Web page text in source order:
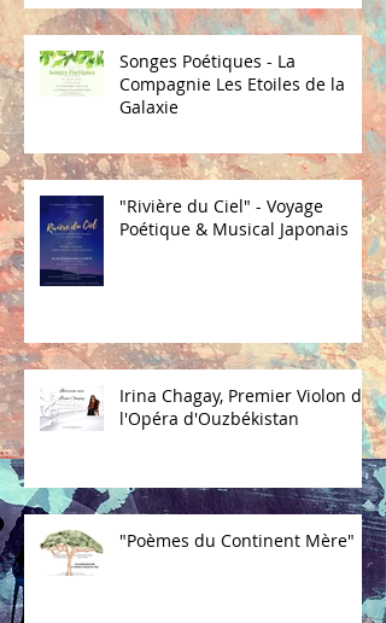
Songes Poétiques - La
Compagnie Les Etoiles de la
Galaxie
"Rivière du Ciel" - Voyage
Poétique & Musical Japonais
Irina Chagay, Premier Violon de
l'Opéra d'Ouzbékistan
"Poèmes du Continent Mère"